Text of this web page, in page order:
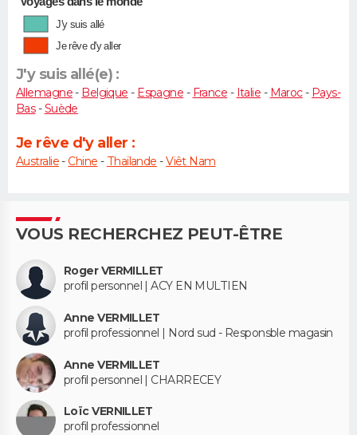
J'y suis allé
Je rêve d'y aller
J'y suis allé(e) :
Allemagne- Belgique - Espagne - France - Italie - Maroc- Pays-
Bas-Suède
Je rêve d'y aller :
Australie- Chine - Thaïlande -Viêt Nam
VOUS RECHERCHEZ PEUT-ÊTRE
Roger VERMILLET
profil personnel | ACY EN MULTIEN
Anne VERMILLET
profil professionnel | Nord sud - Responsble magasin
Anne VERMILLET
profil personnel | CHARRECEY
Loïc VERNILLET
profil professionnel